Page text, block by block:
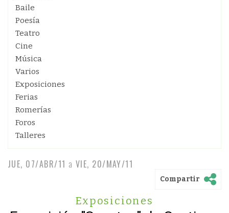
Baile
Poesía
Teatro
Cine
Música
Varios
Exposiciones
Ferias
Romerías
Foros
Talleres
JUE, 07/ABR/11 a VIE, 20/MAY/11
Compartir
Exposiciones